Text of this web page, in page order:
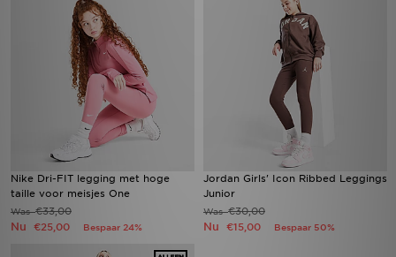
Nike Dri-FIT legging met hoge
taille voor meisjes One
Was€33,00
Nu €25,00 Bespaar 24%
Jordan Girls' Icon Ribbed Leggings
Junior
Was€30,00
Nu €15,00 Bespaar 50%